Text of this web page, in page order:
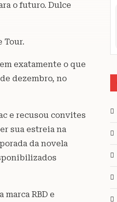
o futuro. Dulce
Tour.
exatamente o que
dezembro, no
e recusou convites
sua estreia na
da novela
RBD e